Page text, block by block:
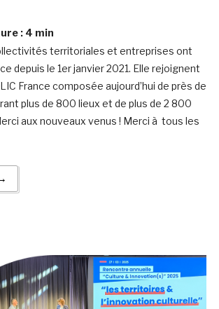
: 4 min
territoriales et entreprises ont
depuis le 1er janvier 2021. Elle rejoignent
France composée aujourd’hui de près de
plus de 800 lieux et de plus de 2 800
aux nouveaux venus ! Merci à tous les